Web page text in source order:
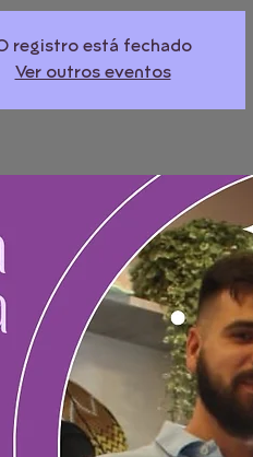
registro está fechado
Ver outros eventos